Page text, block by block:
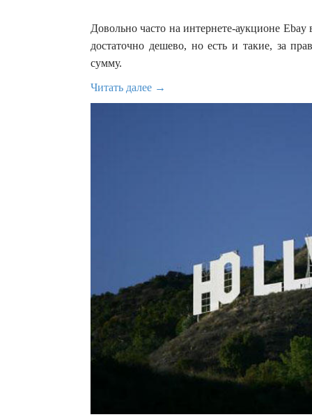
Довольно часто на интернете-аукционе
достаточно дешево, но есть и такие, за
сумму.
Читать далее →